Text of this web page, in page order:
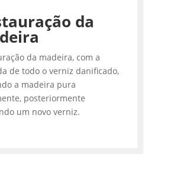
da
da madeira, com a
de todo o verniz danificado,
a madeira pura
posteriormente
um novo verniz.